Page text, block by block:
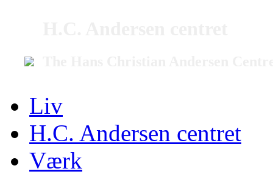
Liv
H.C. Andersen centret
Værk